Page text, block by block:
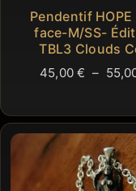
Pendentif
face-M/SS-
TBL3 Clouds
45,00€ –